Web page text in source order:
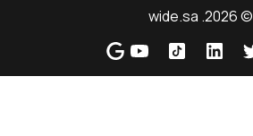
© 2026. wide.sa